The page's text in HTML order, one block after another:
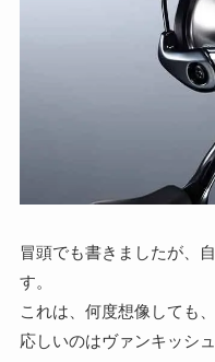
冒頭でも書きましたが、
す。
これは、何度想像しても
応しいのはヴァンキッシュ